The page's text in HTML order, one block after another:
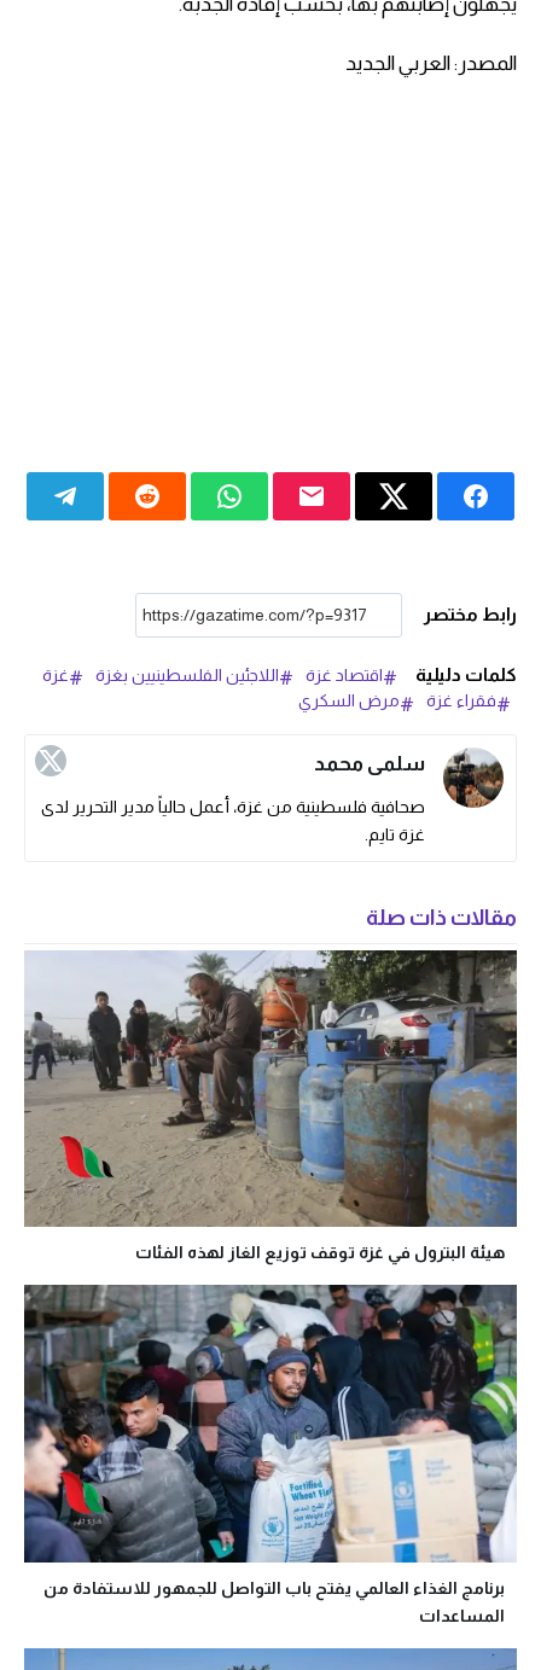
المصدر: العربي الجديد
رابط مختصر
كلمات دليلية اقتصاد غزة اللاجئين الفلسطينيين بغزة
غزة
فقراء غزة
مرض السكري
سلمى محمد
صحافية فلسطينية من غزة، أعمل حالياً مدير التحرير لدى
غزة تايم.
مقالات ذات صلة
هيئة البترول في غزة توقف توزيع الغاز لهذه الفئات
برنامج الغذاء العالمي يفتح باب التواصل للجمهور للاستفادة من
المساعدات